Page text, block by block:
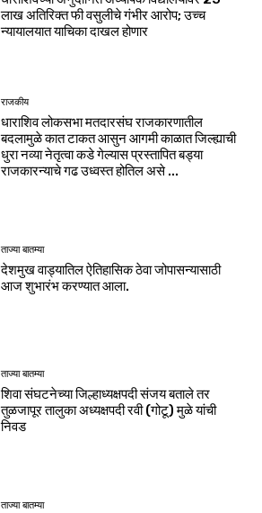
लाख अतिरिक्त फी वसुलीचे गंभीर आरोप; उच्च
न्यायालयात याचिका दाखल होणार
राजकीय
धाराशिव लोकसभा मतदारसंघ राजकारणातील
बदलामुळे कात टाकत आसुन आगमी काळात जिल्ह्याची
धुरा नव्या नेतृत्वा कडे गेल्यास प्रस्तापित बड्या
राजकारन्याचे गढ उध्वस्त होतिल असे ...
ताज्या बातम्या
देशमुख वाड्यातिल ऐतिहासिक ठेवा जोपासन्यासाठी
आज शुभारंभ करण्यात आला.
ताज्या बातम्या
शिवा संघटनेच्या जिल्हाध्यक्षपदी संजय बताले तर
तुळजापूर तालुका अध्यक्षपदी रवी (गोटू) मुळे यांची
निवड
ताज्या बातम्या